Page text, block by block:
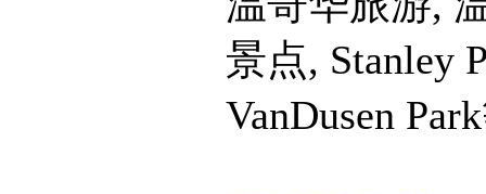
景点, Stanley
VanDusen